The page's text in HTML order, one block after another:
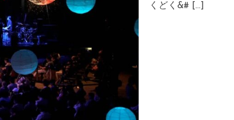
くどく&# […]